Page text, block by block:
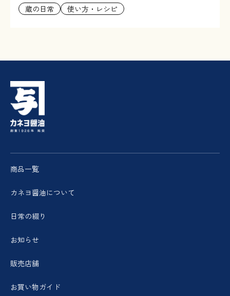
蔵の日常 使い方・レシピ
商品一覧
カネヨ醤油について
日常の綴り
お知らせ
販売店舗
お買い物ガイド